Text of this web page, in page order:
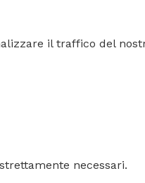
il traffico del
necessari.